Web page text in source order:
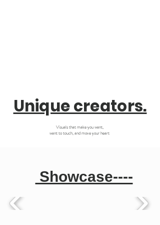
Unique creators.
Visuals that make you want,
want to touch, and move your heart
Showcase----